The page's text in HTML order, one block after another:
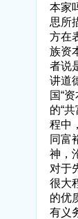
本家
思所
方在
族资
者说
讲道
国“
的“
程中
同富
神，
对于
很大
的优
有义